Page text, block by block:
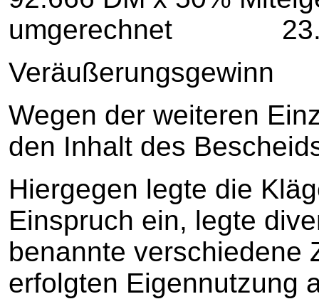
umgerechnet
Wegen der weiteren
den Inhalt des
Hiergegen legte die
Einspruch ein, legte
benannte verschiedene
erfolgten Eigennutzung